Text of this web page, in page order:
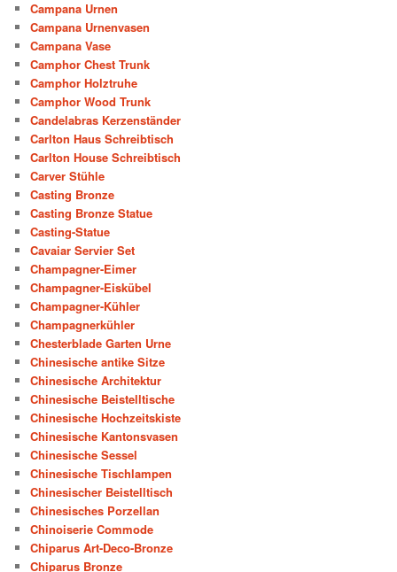
Campana Urnen
Campana Urnenvasen
Campana Vase
Camphor Chest Trunk
Camphor Holztruhe
Camphor Wood Trunk
Candelabras Kerzenständer
Carlton Haus Schreibtisch
Carlton House Schreibtisch
Carver Stühle
Casting Bronze
Casting Bronze Statue
Casting-Statue
Cavaiar Servier Set
Champagner-Eimer
Champagner-Eiskübel
Champagner-Kühler
Champagnerkühler
Chesterblade Garten Urne
Chinesische antike Sitze
Chinesische Architektur
Chinesische Beistelltische
Chinesische Hochzeitskiste
Chinesische Kantonsvasen
Chinesische Sessel
Chinesische Tischlampen
Chinesischer Beistelltisch
Chinesisches Porzellan
Chinoiserie Commode
Chiparus Art-Deco-Bronze
Chiparus Bronze